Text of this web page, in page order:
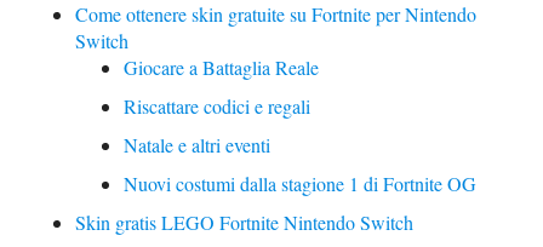
Come ottenere skin gratuite su Fortnite per Nintendo
Switch
Giocare a Battaglia Reale
Riscattare codici e regali
Natale e altri eventi
Nuovi costumi dalla stagione 1 di Fortnite OG
Skin gratis LEGO Fortnite Nintendo Switch